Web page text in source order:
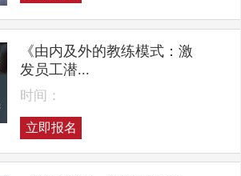
《由内及外的教练模式：激
发员工潜...
时间：
立即报名